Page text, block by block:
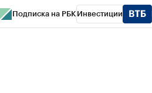
Подписка на РБК Инвестиции